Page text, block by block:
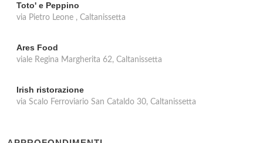
Toto' e Peppino
via Pietro Leone , Caltanissetta
Ares Food
viale Regina Margherita 62, Caltanissetta
Irish ristorazione
via Scalo Ferroviario San Cataldo 30, Caltanissetta